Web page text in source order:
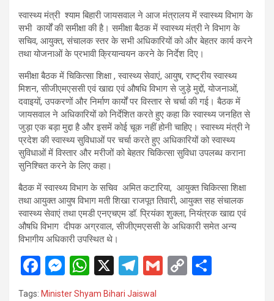
स्वास्थ्य मंत्री श्याम बिहारी जायसवाल ने आज मंत्रालय में स्वास्थ्य विभाग के
सभी कार्यों की समीक्षा की है। समीक्षा बैठक में स्वास्थ्य मंत्री ने विभाग के
सचिव, आयुक्त, संचालक स्तर के सभी अधिकारियों को और बेहतर कार्य करने
तथा योजनाओं के प्रभावी क्रियान्वयन करने के निर्देश दिए।
समीक्षा बैठक में चिकित्सा शिक्षा , स्वास्थ्य सेवाएं, आयुष, राष्ट्रीय स्वास्थ्य
मिशन, सीजीएमएससी एवं खाद्य एवं औषधि विभाग से जुड़े मुद्दों, योजनाओं,
दवाइयों, उपकरणों और निर्माण कार्यों पर विस्तार से चर्चा की गई। बैठक में
जायसवाल ने अधिकारियों को निर्देशित करते हुए कहा कि स्वास्थ्य जनहित से
जुड़ा एक बड़ा मुद्दा है और इसमें कोई चूक नहीं होनी चाहिए। स्वास्थ्य मंत्री ने
प्रदेश की स्वास्थ्य सुविधाओं पर चर्चा करते हुए अधिकारियों को स्वास्थ्य
सुविधाओं में विस्तार और मरीजों को बेहतर चिकित्सा सुविधा उपलब्ध कराना
सुनिश्चित करने के लिए कहा।
बैठक में स्वास्थ्य विभाग के सचिव अमित कटारिया, आयुक्त चिकित्सा शिक्षा
तथा आयुक्त आयुष विभाग मती शिखा राजपूत तिवारी, आयुक्त सह संचालक
स्वास्थ्य सेवाएं तथा एमडी एनएचएम डॉ. प्रियंका शुक्ला, नियंत्रक खाद्य एवं
औषधि विभाग दीपक अग्रवाल, सीजीएमएससी के अधिकारी समेत अन्य
विभागीय अधिकारी उपस्थित थे।
F
a
M
es
W
X
T
G
C
Tags: Minister Shyam Bihari Jaiswal